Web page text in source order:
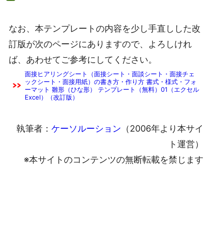
なお、本テンプレートの内容を少し手直しした改
訂版が次のページにありますので、よろしけれ
ば、あわせてご参考にしてください。
面接ヒアリングシート（面接シート・面談シート・面接チェ
ックシート・面接用紙）の書き方・作り方 書式・様式・フォ
ーマット 雛形（ひな形） テンプレート（無料）01（エクセル
Excel）（改訂版）
執筆者： ケーソルーション （2006年より本サイ
ト運営）
※本サイトのコンテンツの無断転載を禁じます